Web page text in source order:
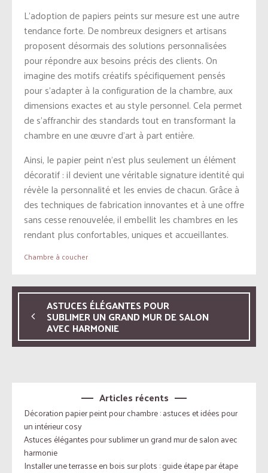
L’adoption de papiers peints sur mesure est une autre
tendance forte. De nombreux designers et artisans
proposent désormais des solutions personnalisées
pour répondre aux besoins précis des clients. On
imagine des motifs créatifs spécifiquement pensés
pour s’adapter à la configuration de la chambre, aux
dimensions exactes et au style personnel. Cela permet
de s’affranchir des standards tout en transformant la
chambre en une œuvre d’art à part entière.
Ainsi, le papier peint n’est plus seulement un élément
décoratif : il devient une véritable signature identité qui
révèle la personnalité et les envies de chacun. Grâce à
des techniques de fabrication innovantes et à une offre
sans cesse renouvelée, il embellit les chambres en les
rendant plus confortables, uniques et accueillantes.
Chambre à coucher
ASTUCES ÉLÉGANTES POUR
SUBLIMER UN GRAND MUR DE SALON
AVEC HARMONIE
Articles récents
Décoration papier peint pour chambre : astuces et idées pour
un intérieur cosy
Astuces élégantes pour sublimer un grand mur de salon avec
harmonie
Installer une terrasse en bois sur plots : guide étape par étape